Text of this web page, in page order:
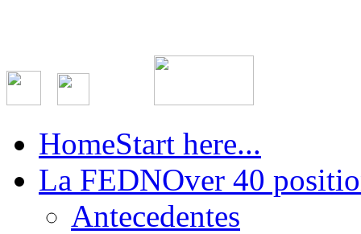
HomeStart here...
La FEDNOver 40
Antecedentes